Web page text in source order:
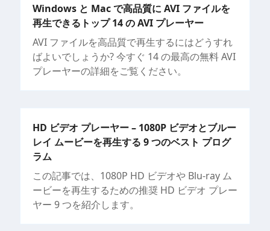
Windows と Mac で高品質に AVI ファイルを
再生できるトップ 14 の AVI プレーヤー
AVI ファイルを高品質で再生するにはどうすれ
ばよいでしょうか? 今すぐ 14 の最高の無料 AVI
プレーヤーの詳細をご覧ください。
HD ビデオ プレーヤー – 1080P ビデオとブルー
レイ ムービーを再生する 9 つのベスト プログ
ラム
この記事では、1080P HD ビデオや Blu-ray ム
ービーを再生するための推奨 HD ビデオ プレー
ヤー 9 つを紹介します。